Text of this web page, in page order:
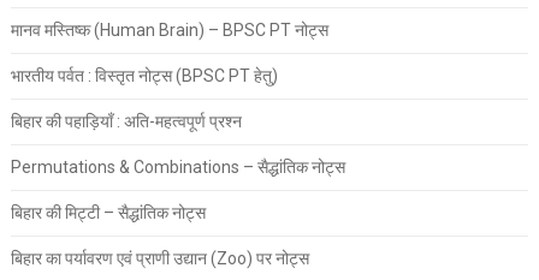
मानव मस्तिष्क (Human Brain) – BPSC PT नोट्स
भारतीय पर्वत : विस्तृत नोट्स (BPSC PT हेतु)
बिहार की पहाड़ियाँ : अति-महत्वपूर्ण प्रश्न
Permutations & Combinations – सैद्धांतिक नोट्स
बिहार की मिट्टी – सैद्धांतिक नोट्स
बिहार का पर्यावरण एवं प्राणी उद्यान (Zoo) पर नोट्स